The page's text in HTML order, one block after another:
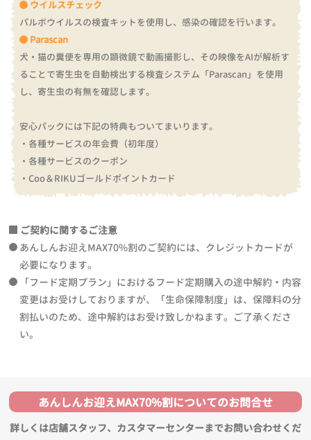
ウイルスチェック
パルボウイルスの検査キットを使用し、感染の確認を行います。
Parascan
犬・猫の糞便を専用の顕微鏡で動画撮影し、その映像をAIが解析す
ることで寄生虫を自動検出する検査システム「Parascan」を使用
し、寄生虫の有無を確認します。
安心パックには下記の特典もついてまいります。
・各種サービスの年会費（初年度）
・各種サービスのクーポン
・Coo＆RIKUゴールドポイントカード
ご契約に関するご注意
あんしんお迎えMAX70%割のご契約には、クレジットカードが
必要になります。
「フード定期プラン」におけるフード定期購入の途中解約・内容
変更はお受けしておりますが、「生命保障制度」は、保障料の分
割払いのため、途中解約はお受け致しかねます。ご了承くださ
い。
あんしんお迎えMAX70%割についてのお問合せ
詳しくは店舗スタッフ、カスタマーセンターまでお問い合わせくだ